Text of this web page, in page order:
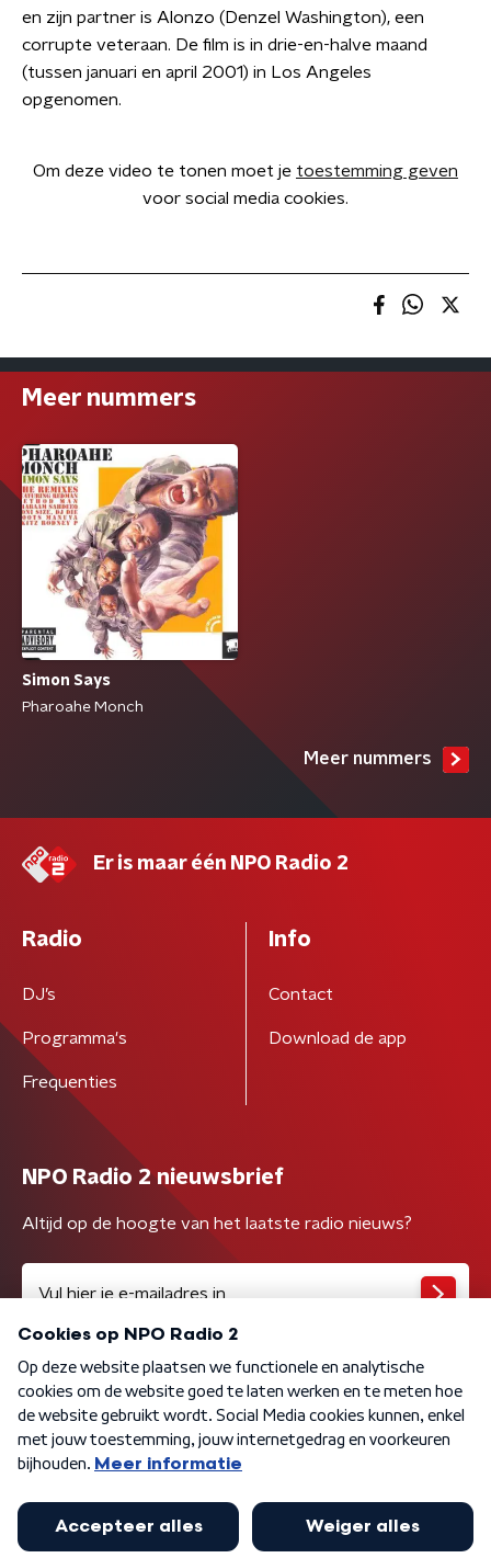
en zijn partner is Alonzo (Denzel Washington), een
corrupte veteraan. De film is in drie-en-halve maand
(tussen januari en april 2001) in Los Angeles
opgenomen.
Om deze video te tonen moet je toestemming geven
voor social media cookies.
Meer nummers
Simon Says
Pharoahe Monch
Meer nummers
Er is maar één NPO Radio 2
Radio
DJ’s
Programma's
Frequenties
Info
Contact
Download de app
NPO Radio 2 nieuwsbrief
Altijd op de hoogte van het laatste radio nieuws?
Algemene voorwaarden